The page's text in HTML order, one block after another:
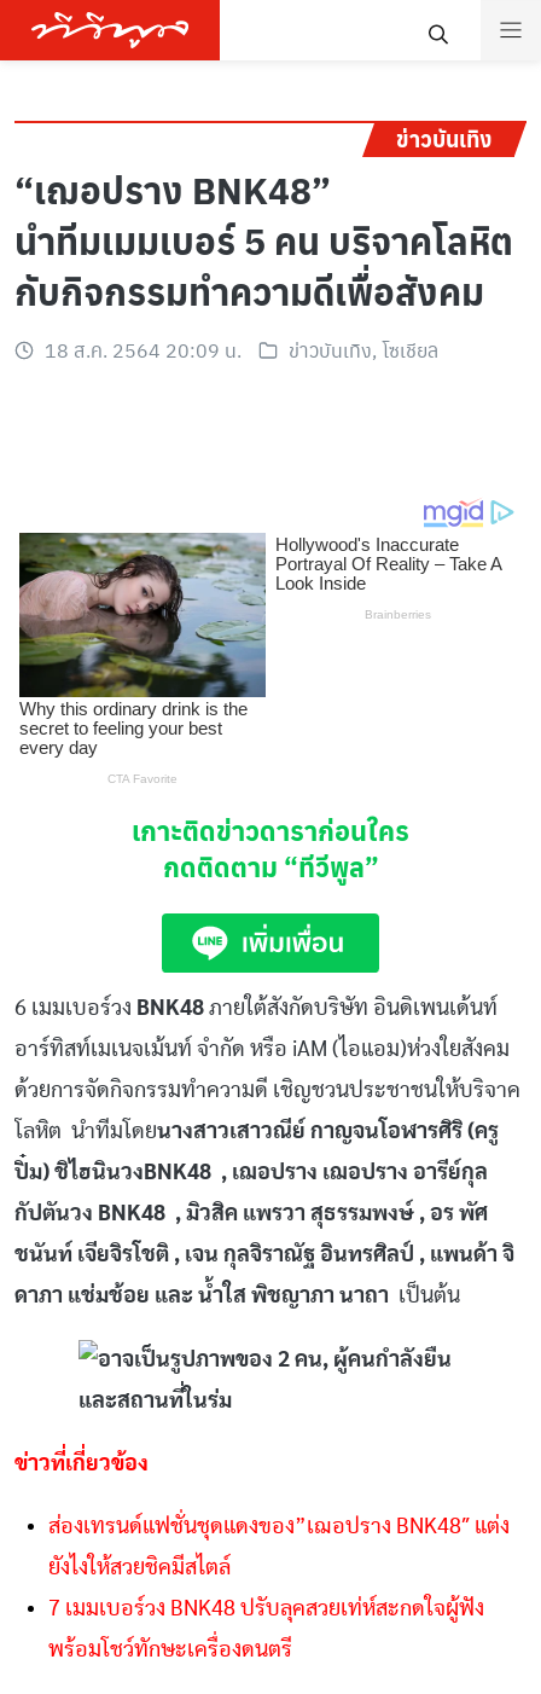
ข่าวบันเทิง
“เฌอปราง BNK48”
นำทีมเมมเบอร์ 5 คน บริจาคโลหิต
กับกิจกรรมทำความดีเพื่อสังคม
18 ส.ค. 2564 20:09 น. ข่าวบันเทิง, โซเชียล
เกาะติดข่าวดาราก่อนใคร
กดติดตาม “ทีวีพูล”
6 เมมเบอร์วง BNK48 ภายใต้สังกัดบริษัท อินดิเพนเด้นท์
อาร์ทิสท์เมเนจเม้นท์ จำกัด หรือ iAM (ไอแอม)ห่วงใยสังคม
ด้วยการจัดกิจกรรมทำความดี เชิญชวนประชาชนให้บริจาค
โลหิต นำทีมโดยนางสาวเสาวณีย์ กาญจนโอฬารศิริ (ครู
ปิ๋ม) ชิไฮนินวงBNK48 , เฌอปราง เฌอปราง อารีย์กุล
กัปตันวง BNK48 , มิวสิค แพรวา สุธรรมพงษ์ , อร พัศ
ชนันท์ เจียจิรโชติ , เจน กุลจิราณัฐ อินทรศิลป์ , แพนด้า จิ
ดาภา แช่มช้อย และ น้ำใส พิชญาภา นาถา เป็นต้น
ข่าวที่เกี่ยวข้อง
ส่องเทรนด์แฟชั่นชุดแดงของ”เฌอปราง BNK48″ แต่ง
ยังไงให้สวยชิคมีสไตล์
7 เมมเบอร์วง BNK48 ปรับลุคสวยเท่ห์สะกดใจผู้ฟัง
พร้อมโชว์ทักษะเครื่องดนตรี